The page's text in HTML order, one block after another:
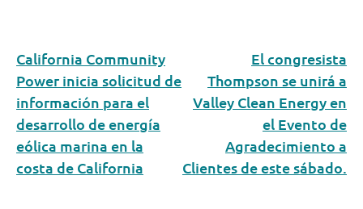
California Community
Power inicia solicitud de
información para el
desarrollo de energía
eólica marina en la
costa de California
El congresista
Thompson se unirá a
Valley Clean Energy en
el Evento de
Agradecimiento a
Clientes de este sábado.